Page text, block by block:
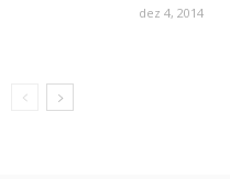
dez 4, 2014